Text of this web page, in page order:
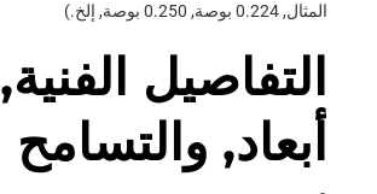
المثال, 0.224 بوصة, 0.250 بوصة, إلخ.)
التفاصيل الفنية,
أبعاد, والتسامح